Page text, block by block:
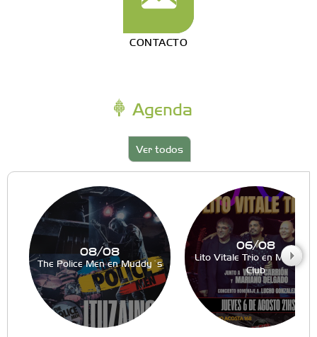
CONTACTO
Agenda
Ver todos
08/08
The Police Men en Muddy´s
06/08
Lito Vitale Trio en Muddy´s
Club